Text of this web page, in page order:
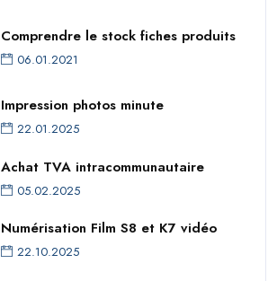
Comprendre le stock fiches produits
06.01.2021
Impression photos minute
22.01.2025
Achat TVA intracommunautaire
05.02.2025
Numérisation Film S8 et K7 vidéo
22.10.2025